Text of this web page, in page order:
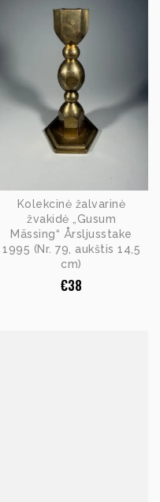
Kolekcinė žalvarinė
žvakidė „Gusum
Mässing“ Årsljusstake
1995 (Nr. 79, aukštis 14,5
cm)
€38